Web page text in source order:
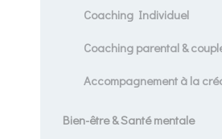
Coaching Individuel
Coaching parental &
Accompagnement à la
Bien-être & Santé mentale